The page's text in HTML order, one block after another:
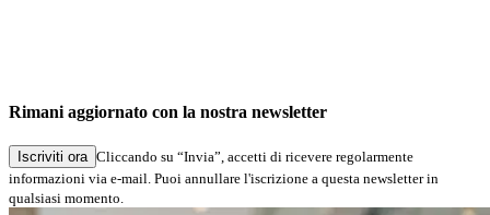
Rimani aggiornato con la nostra newsletter
Iscriviti ora Cliccando su “Invia”, accetti di ricevere regolarmente
informazioni via e-mail. Puoi annullare l'iscrizione a questa newsletter in
qualsiasi momento.